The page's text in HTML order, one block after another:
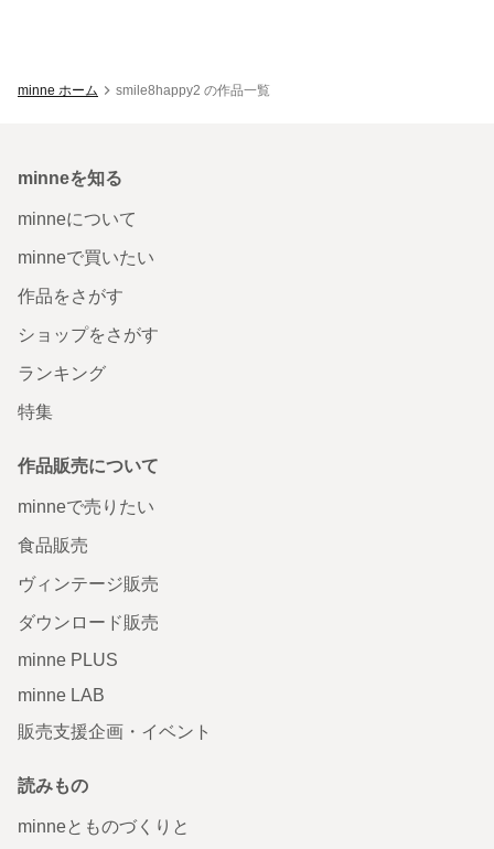
minne ホーム smile8happy2 の作品一覧
minneを知る
minneについて
minneで買いたい
作品をさがす
ショップをさがす
ランキング
特集
作品販売について
minneで売りたい
食品販売
ヴィンテージ販売
ダウンロード販売
minne PLUS
minne LAB
販売支援企画・イベント
読みもの
minneとものづくりと